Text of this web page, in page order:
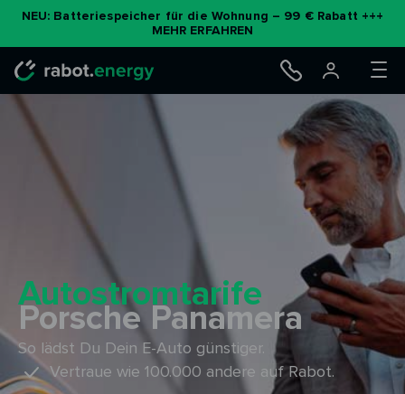
NEU: Batteriespeicher für die Wohnung – 99 € Rabatt +++
MEHR ERFAHREN
Autostromtarife
Porsche Panamera
So lädst Du Dein E-Auto günstiger.
Vertraue wie 100.000 andere auf Rabot.
Zum
Inhalt
springen